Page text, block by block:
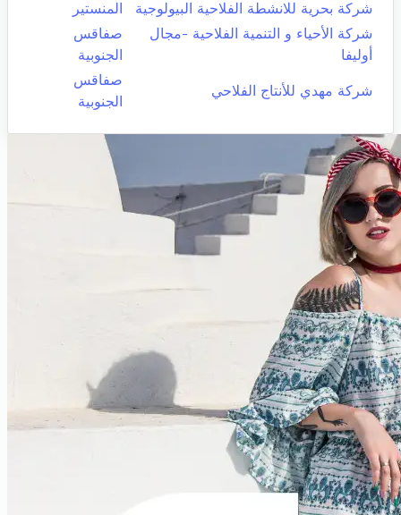
شركة بحرية للانشطة الفلاحية البيولوجية
المنستير
شركة الأحياء و التنمية الفلاحية -مجال
أوليفا
صفاقس
الجنوبية
شركة مهدي للأنتاج الفلاحي
صفاقس
الجنوبية